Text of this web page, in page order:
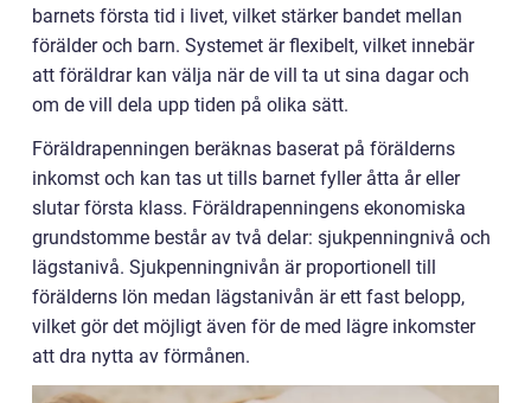
barnets första tid i livet, vilket stärker bandet mellan
förälder och barn. Systemet är flexibelt, vilket innebär
att föräldrar kan välja när de vill ta ut sina dagar och
om de vill dela upp tiden på olika sätt.
Föräldrapenningen beräknas baserat på förälderns
inkomst och kan tas ut tills barnet fyller åtta år eller
slutar första klass. Föräldrapenningens ekonomiska
grundstomme består av två delar: sjukpenningnivå och
lägstanivå. Sjukpenningnivån är proportionell till
förälderns lön medan lägstanivån är ett fast belopp,
vilket gör det möjligt även för de med lägre inkomster
att dra nytta av förmånen.